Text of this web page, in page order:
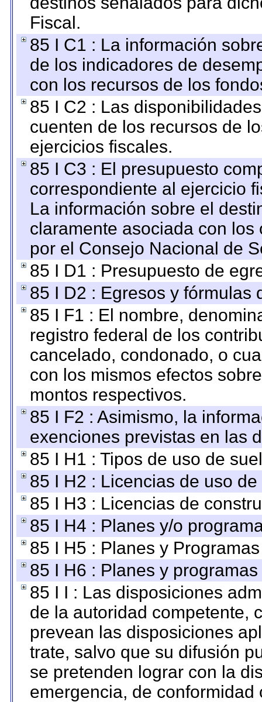
Fiscal.
85 I C1 : La información
de los indicadores de
con los recursos de los
85 I C2 : Las
cuenten de los recursos de
ejercicios fiscales.
85 I C3 : El presupuesto
correspondiente al ejercicio
La información sobre el
claramente asociada con
por el Consejo Nacional de
85 I D1 : Presupuesto de
85 I D2 : Egresos y fórmulas
85 I F1 : El nombre,
registro federal de los
cancelado, condonado, o
con los mismos efectos
montos respectivos.
85 I F2 : Asimismo, la
exenciones previstas en las
85 I H1 : Tipos de uso de
85 I H2 : Licencias de uso
85 I H3 : Licencias de
85 I H4 : Planes y/o
85 I H5 : Planes y
85 I H6 : Planes y
85 I I : Las disposiciones
de la autoridad competente,
prevean las disposiciones
trate, salvo que su difusión
se pretenden lograr con la
emergencia, de